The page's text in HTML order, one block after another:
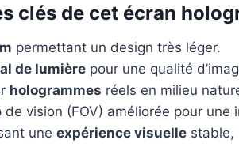
clés de cet écran
permettant un design très léger.
de lumière pour une qualité
hologrammes réels en milieu
vision (FOV) améliorée pour une
une expérience visuelle stable,